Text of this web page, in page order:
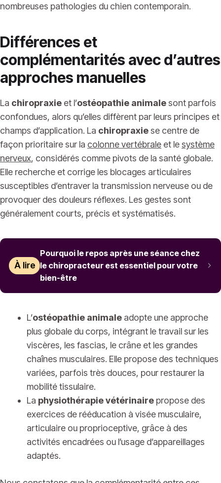
nombreuses pathologies du chien contemporain.
Différences et
complémentarités avec d’autres
approches manuelles
La chiropraxie et l’ostéopathie animale sont parfois
confondues, alors qu’elles diffèrent par leurs principes et
champs d’application. La chiropraxie se centre de
façon prioritaire sur la colonne vertébrale et le système
nerveux, considérés comme pivots de la santé globale.
Elle recherche et corrige les blocages articulaires
susceptibles d’entraver la transmission nerveuse ou de
provoquer des douleurs réflexes. Les gestes sont
généralement courts, précis et systématisés.
À lire
Pourquoi le repos après une séance chez
le chiropracteur est essentiel pour votre
bien-être
L’ostéopathie animale adopte une approche
plus globale du corps, intégrant le travail sur les
viscères, les fascias, le crâne et les grandes
chaînes musculaires. Elle propose des techniques
variées, parfois très douces, pour restaurer la
mobilité tissulaire.
La physiothérapie vétérinaire propose des
exercices de rééducation à visée musculaire,
articulaire ou proprioceptive, grâce à des
activités encadrées ou l’usage d’appareillages
adaptés.